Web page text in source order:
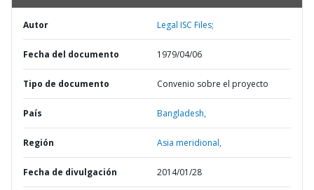
Autor Legal ISC Files;
Fecha del documento 1979/04/06
Tipo de documento Convenio sobre el proyecto
País Bangladesh,
Región Asia meridional,
Fecha de divulgación 2014/01/28